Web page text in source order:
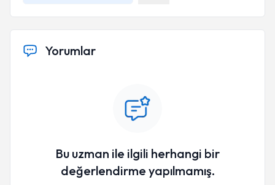
Yorumlar
Bu uzman ile ilgili herhangi bir
değerlendirme yapılmamış.